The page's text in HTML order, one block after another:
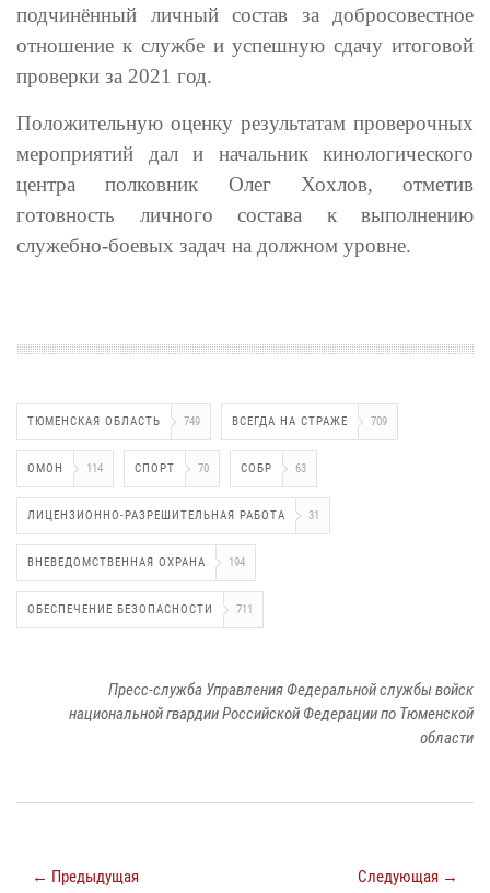
подчинённый личный состав за добросовестное
отношение к службе и успешную сдачу итоговой
проверки за 2021 год.
Положительную оценку результатам проверочных
мероприятий дал и начальник кинологического
центра полковник Олег Хохлов, отметив
готовность личного состава к выполнению
служебно-боевых задач на должном уровне.
ТЮМЕНСКАЯ ОБЛАСТЬ 749 ВСЕГДА НА СТРАЖЕ 709
ОМОН 114 СПОРТ 70 СОБР 63
ЛИЦЕНЗИОННО-РАЗРЕШИТЕЛЬНАЯ РАБОТА 31
ВНЕВЕДОМСТВЕННАЯ ОХРАНА 194
ОБЕСПЕЧЕНИЕ БЕЗОПАСНОСТИ 711
Пресс-служба Управления Федеральной службы войск
национальной гвардии Российской Федерации по Тюменской
области
← Предыдущая Следующая →